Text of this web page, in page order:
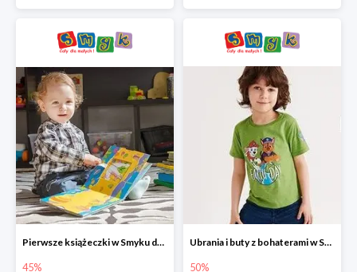
Pierwsze książeczki w Smyku do -45%
45%
Ubrania i buty z bohaterami w Smyku do -50%
50%